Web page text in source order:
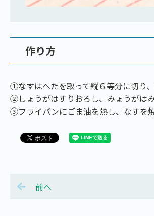
作り方
①なすはへたを取って縦６等分に切り
②しょうがはすりおろし、みょうがは
③フライパンにごま油を熱し、なすを
前へ